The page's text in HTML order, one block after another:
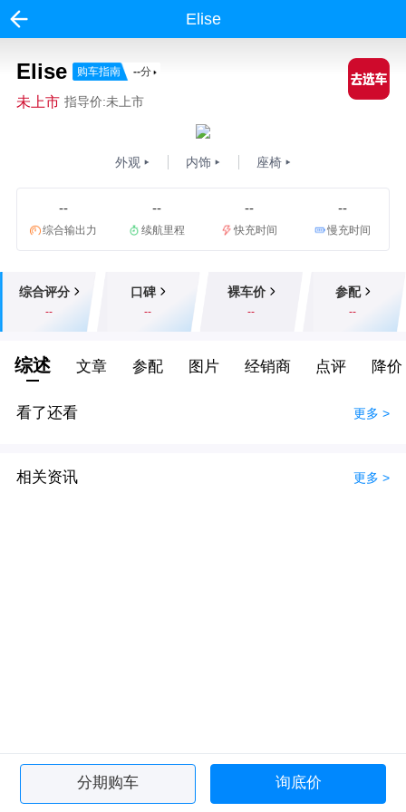
Elise
Elise 购车指南 --分
未上市 指导价:未上市
外观 内饰 座椅
--
综合输出力
--
续航里程
--
快充时间
--
慢充时间
综合评分
--
口碑
--
裸车价
--
参配
--
综述 文章 参配 图片 经销商 点评 降价
看了还看 更多 >
相关资讯 更多 >
分期购车 询底价